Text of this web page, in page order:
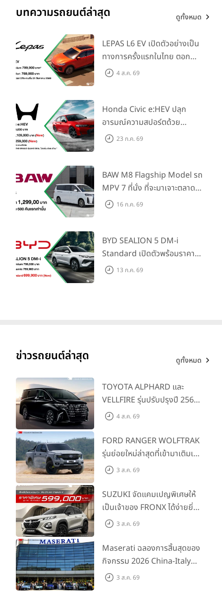
บทความรถยนต์ล่าสุด ดูทั้งหมด
LEPAS L6 EV เปิดตัวอย่างเป็น
ทางการครั้งแรกในไทย ตอกย้ำ
วิสัยทัศน์ “Drive Your
4 ส.ค. 69
Honda Civic e:HEV ปลุก
อารมณ์ความสปอร์ตด้วย
Honda S+ Shift ครั้งแรกใน
Traffic Monitor เพียงจอง
ภายใน 31 ก.ค. 2569 รับบัตร
น้ำมันมูลค่า 10,000 บาท
23 ก.ค. 69
BAW M8 Flagship Model รถ
MPV 7 ที่นั่ง ที่จะมาเจาะตลาด
ครอบครัวและองค์กรยุคใหม่ เปิด
16 ก.ค. 69
BYD SEALION 5 DM-i
Standard เปิดตัวพร้อมราคา
คาดการณ์ 699,900 บาท รุ่น
13 ก.ค. 69
ข่าวรถยนต์ล่าสุด ดูทั้งหมด
TOYOTA ALPHARD และ
VELLFIRE รุ่นปรับปรุงปี 2569
พร้อมรุ่นย่อยใหม่ HEV SMART
4 ส.ค. 69
FORD RANGER WOLFTRAK
รุ่นย่อยใหม่ล่าสุดที่เข้ามาเติมเต็ม
ไลน์อัป พร้อมตอบโจทย์ทุกการ
ด้วยราคาพิเศษเริ่มต้นที่ 9.49
แสนบาท
3 ส.ค. 69
SUZUKI จัดแคมเปญพิเศษให้
เป็นเจ้าของ FRONX ได้ง่ายยิ่ง
ขึ้นสำหรับรุ่น GL ราคาพิเศษเริ่ม
คัน พร้อมข้อเสนอสุดคุ้ม
3 ส.ค. 69
Maserati ฉลองการสิ้นสุดของ
กิจกรรม 2026 China-Italy
Grand Tour ณ สำนักงานใหญ่
3 ส.ค. 69